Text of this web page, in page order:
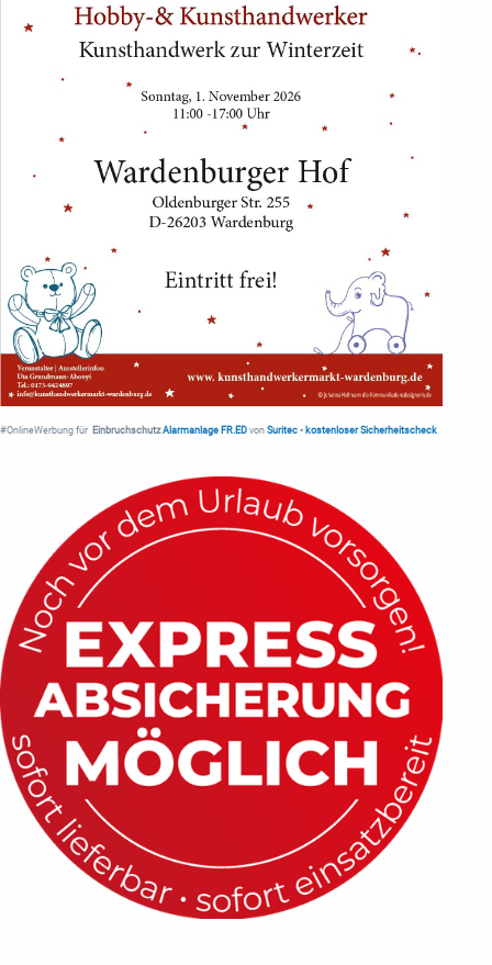
#OnlineWerbung für Einbruchschutz Alarmanlage FR.ED von Suritec • kostenloser Sicherheitscheck